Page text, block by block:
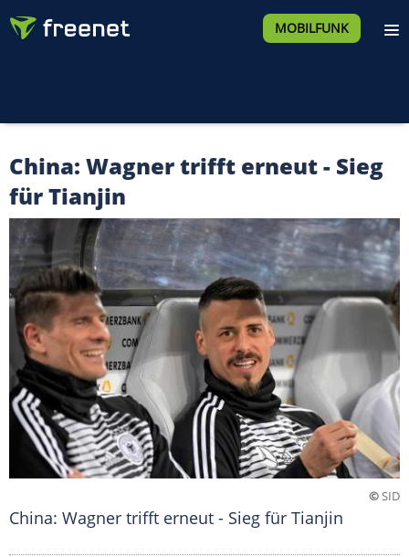
MOBILFUNK
China: Wagner trifft erneut - Sieg
für Tianjin
©SID
China: Wagner trifft erneut - Sieg für Tianjin